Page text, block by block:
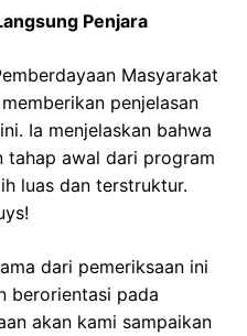
Penjara
Masyarakat
penjelasan
Ia menjelaskan bahwa
tahap awal dari program
luas dan terstruktur.
dari pemeriksaan ini
berorientasi pada
akan kami sampaikan